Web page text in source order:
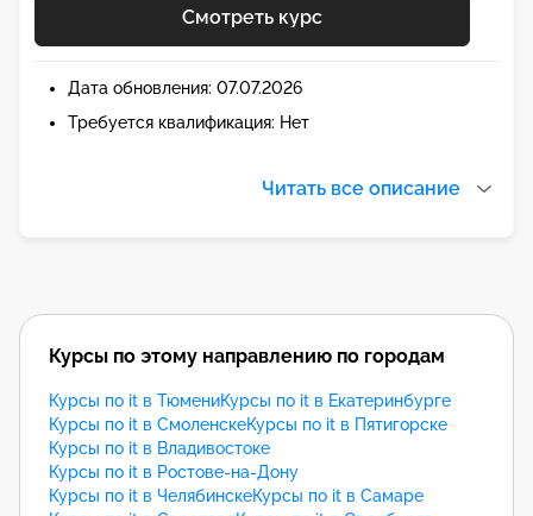
Смотреть курс
Дата обновления: 07.07.2026
Требуется квалификация: Нет
Читать все описание
Курсы по этому направлению по городам
Курсы по it в ТюмениКурсы по it в Екатеринбурге
Курсы по it в СмоленскеКурсы по it в Пятигорске
Курсы по it в Владивостоке
Курсы по it в Ростове-на-Дону
Курсы по it в ЧелябинскеКурсы по it в Самаре